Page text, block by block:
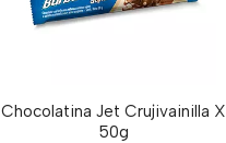
Chocolatina Jet Crujivainilla X
50g